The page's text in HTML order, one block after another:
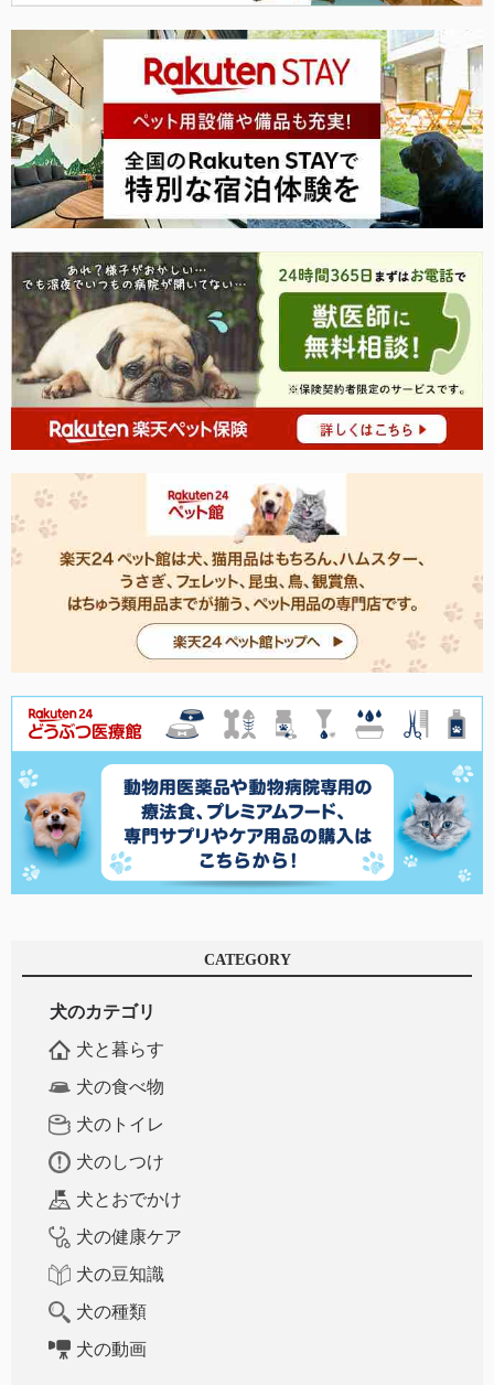
CATEGORY
犬のカテゴリ
犬と暮らす
犬の食べ物
犬のトイレ
犬のしつけ
犬とおでかけ
犬の健康ケア
犬の豆知識
犬の種類
犬の動画